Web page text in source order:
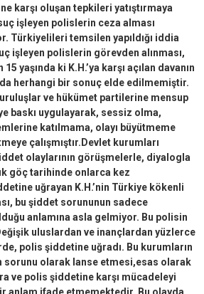
karşı oluşan tepkileri yatıştırmaya
işleyen polislerin ceza alması
Türkiyelileri temsilen yapıldığı iddia
işleyen polislerin görevden alınması,
yaşında ki K.H.’ya karşı açılan davanın
herhangi bir sonuç elde edilmemiştir.
ve hükümet partilerine mensup
baskı uygulayarak, sessiz olma,
katılmama, olayı büyütmeme
çalışmıştır.Devlet kurumları
olaylarının görüşmelerle, diyalogla
göç tarihinde onlarca kez
uğrayan K.H.’nin Türkiye kökenli
bu şiddet sorununun sadece
anlamına asla gelmiyor. Bu polisin
uluslardan ve inançlardan yüzlerce
polis şiddetine uğradı. Bu kurumların
sorunu olarak lanse etmesi,esas olarak
ve polis şiddetine karşı mücadeleyi